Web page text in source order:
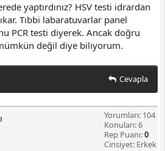
yaptırdınız? HSV testi idrardan
Tıbbi labaratuvarlar panel
PCR testi diyerek. Ancak doğru
değil diye biliyorum.
Cevapla
Yorumları: 104
Konuları: 6
Rep Puanı:0
Cinsiyet: Erkek